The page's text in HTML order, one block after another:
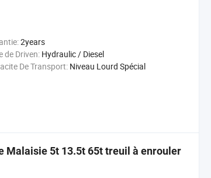
2years
de Driven: Hydraulic / Diesel
De Transport: Niveau Lourd Spécial
Malaisie 5t 13.5t 65t treuil à enrouler